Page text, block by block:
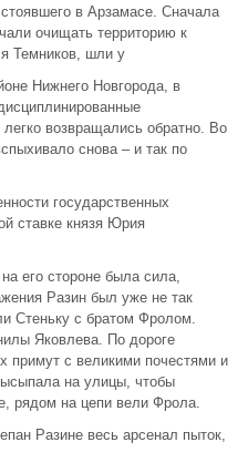
в Арзамасе. Сначала
очищать территорию к
Темников, шли у
Нижнего Новгорода, в
возвращались обратно. Во
снова – и так по
государственных
ставке князя Юрия
его стороне была сила,
Разин был уже не так
Стеньку с братом Фролом.
Яковлева. По дороге
примут с великими почестями и
на улицы, чтобы
рядом на цепи вели Фрола.
Разине весь арсенал пыток,